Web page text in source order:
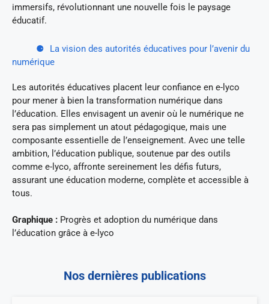
immersifs, révolutionnant une nouvelle fois le paysage
éducatif.
La vision des autorités éducatives pour l’avenir du
numérique
Les autorités éducatives placent leur confiance en e-lyco
pour mener à bien la transformation numérique dans
l’éducation. Elles envisagent un avenir où le numérique ne
sera pas simplement un atout pédagogique, mais une
composante essentielle de l’enseignement. Avec une telle
ambition, l’éducation publique, soutenue par des outils
comme e-lyco, affronte sereinement les défis futurs,
assurant une éducation moderne, complète et accessible à
tous.
Graphique : Progrès et adoption du numérique dans
l’éducation grâce à e-lyco
Nos dernières publications